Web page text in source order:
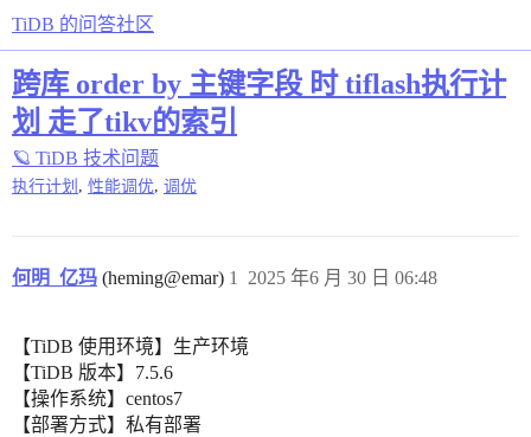
TiDB 的问答社区
跨库 order by 主键字段 时 tiflash执行计
划 走了tikv的索引
🪐 TiDB 技术问题
执行计划 性能调优 调优
何明_亿玛 (heming@emar) 2025 年6 月 30 日 06:48
1
【TiDB 使用环境】生产环境
【TiDB 版本】7.5.6
【操作系统】centos7
【部署方式】私有部署